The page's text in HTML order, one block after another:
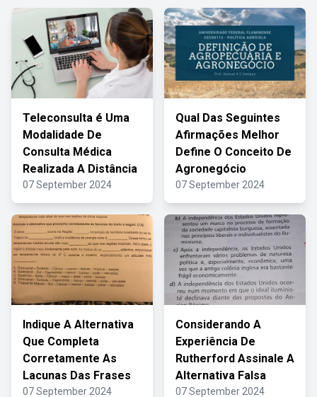
Teleconsulta é Uma
Modalidade De
Consulta Médica
Realizada A Distância
07 September 2024
Qual Das Seguintes
Afirmações Melhor
Define O Conceito De
Agronegócio
07 September 2024
Indique A Alternativa
Que Completa
Corretamente As
Lacunas Das Frases
07 September 2024
Considerando A
Experiência De
Rutherford Assinale A
Alternativa Falsa
07 September 2024